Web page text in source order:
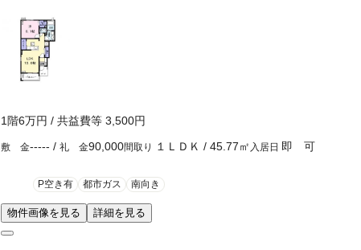
1 階6万円 / 共益費等 3,500円
敷 金----- / 礼 金90,000間取り １ＬＤＫ / 45.77㎡ 入居日 即 可
P空き有 都市ガス 南向き
物件画像を見る 詳細を見る